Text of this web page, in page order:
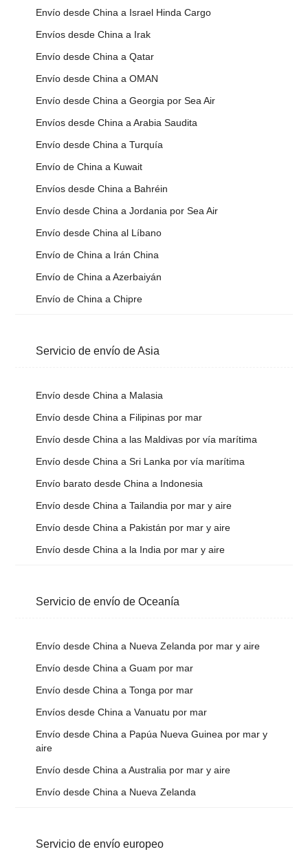
Envío desde China a Israel Hinda Cargo
Envíos desde China a Irak
Envío desde China a Qatar
Envío desde China a OMAN
Envío desde China a Georgia por Sea Air
Envíos desde China a Arabia Saudita
Envío desde China a Turquía
Envío de China a Kuwait
Envíos desde China a Bahréin
Envío desde China a Jordania por Sea Air
Envío desde China al Líbano
Envío de China a Irán China
Envío de China a Azerbaiyán
Envío de China a Chipre
Servicio de envío de Asia
Envío desde China a Malasia
Envío desde China a Filipinas por mar
Envío desde China a las Maldivas por vía marítima
Envío desde China a Sri Lanka por vía marítima
Envío barato desde China a Indonesia
Envío desde China a Tailandia por mar y aire
Envío desde China a Pakistán por mar y aire
Envío desde China a la India por mar y aire
Servicio de envío de Oceanía
Envío desde China a Nueva Zelanda por mar y aire
Envío desde China a Guam por mar
Envío desde China a Tonga por mar
Envíos desde China a Vanuatu por mar
Envío desde China a Papúa Nueva Guinea por mar y
aire
Envío desde China a Australia por mar y aire
Envío desde China a Nueva Zelanda
Servicio de envío europeo